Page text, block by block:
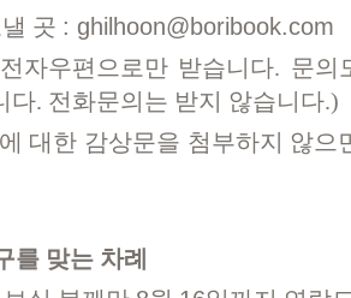
곳 : ghilhoon@boribook.com
전자우편으로만 받습니다. 문의
다. 전화문의는 받지 않습니다.)
대한 감상문을 첨부하지 않으
를 맞는 차례